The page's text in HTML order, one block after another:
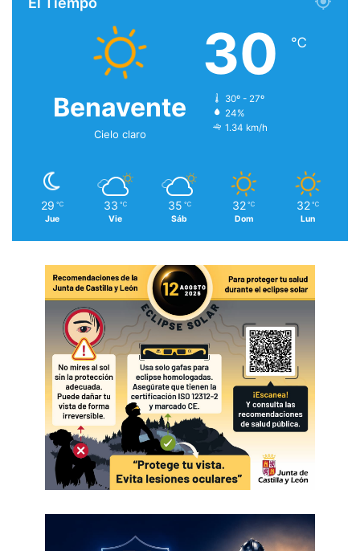
Benavente
Cielo claro
30 ℃
30º - 27º
24%
1.34 km/h
29 ℃
Jue
33 ℃
Vie
35 ℃
Sáb
32 ℃
Dom
32 ℃
Lun